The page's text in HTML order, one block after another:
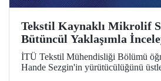
Tekstil Kaynaklı Mikrolif
Bütüncül Yaklaşımla
Azaltım Stratejileri
TÜBİTAK Desteği
İTÜ Tekstil Mühendisliği Bölümü
Hande Sezgin'in yürütücülüğünü